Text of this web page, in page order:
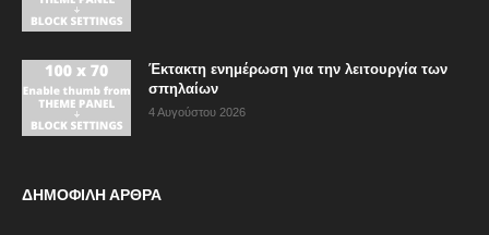
Έκτακτη ενημέρωση για την λειτουργία των
σπηλαίων
4 Αυγούστου 2026
ΔΗΜΟΦΙΛΗ ΑΡΘΡΑ